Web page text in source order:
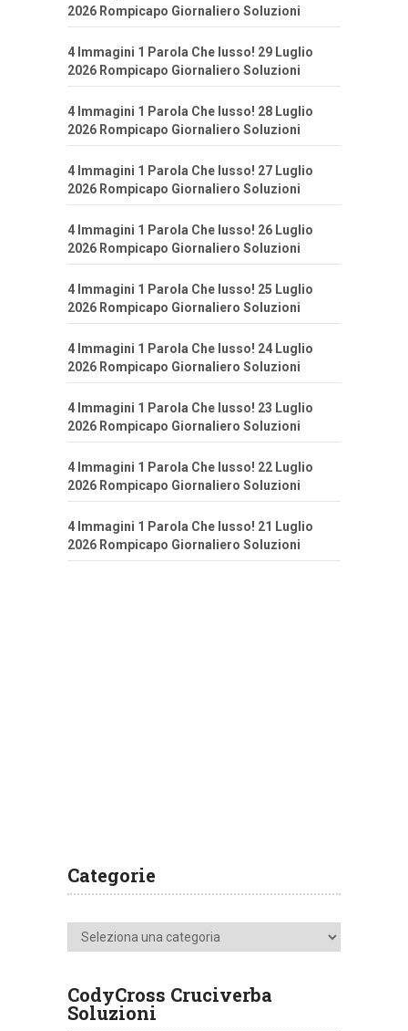
2026 Rompicapo Giornaliero Soluzioni
4 Immagini 1 Parola Che lusso! 29 Luglio
2026 Rompicapo Giornaliero Soluzioni
4 Immagini 1 Parola Che lusso! 28 Luglio
2026 Rompicapo Giornaliero Soluzioni
4 Immagini 1 Parola Che lusso! 27 Luglio
2026 Rompicapo Giornaliero Soluzioni
4 Immagini 1 Parola Che lusso! 26 Luglio
2026 Rompicapo Giornaliero Soluzioni
4 Immagini 1 Parola Che lusso! 25 Luglio
2026 Rompicapo Giornaliero Soluzioni
4 Immagini 1 Parola Che lusso! 24 Luglio
2026 Rompicapo Giornaliero Soluzioni
4 Immagini 1 Parola Che lusso! 23 Luglio
2026 Rompicapo Giornaliero Soluzioni
4 Immagini 1 Parola Che lusso! 22 Luglio
2026 Rompicapo Giornaliero Soluzioni
4 Immagini 1 Parola Che lusso! 21 Luglio
2026 Rompicapo Giornaliero Soluzioni
Categorie
Categorie
CodyCross Cruciverba
Soluzioni